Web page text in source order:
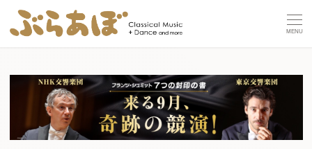
MENU